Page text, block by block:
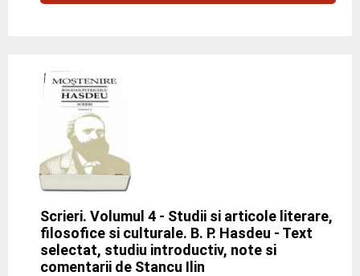
Scrieri. Volumul 4 - Studii si articole literare,
filosofice si culturale. B. P. Hasdeu - Text
selectat, studiu introductiv, note si
comentarii de Stancu Ilin